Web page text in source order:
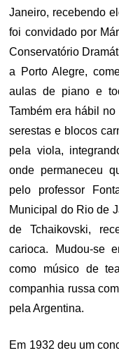
Janeiro, recebendo
foi convidado por
Conservatório
a Porto Alegre,
aulas de piano e
Também era hábil
serestas e blocos
pela viola,
onde permaneceu
pelo professor
Municipal do Rio de
de Tchaikovski,
carioca. Mudou-se
como músico de
companhia russa
pela Argentina.
Em 1932 deu um